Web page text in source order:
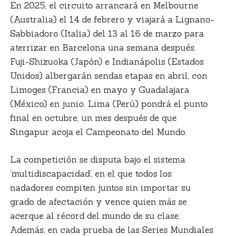
En 2025, el circuito arrancará en Melbourne
(Australia) el 14 de febrero y viajará a Lignano-
Sabbiadoro (Italia) del 13 al 16 de marzo para
aterrizar en Barcelona una semana después.
Fuji-Shizuoka (Japón) e Indianápolis (Estados
Unidos) albergarán sendas etapas en abril, con
Limoges (Francia) en mayo y Guadalajara
(México) en junio. Lima (Perú) pondrá el punto
final en octubre, un mes después de que
Singapur acoja el Campeonato del Mundo.
La competición se disputa bajo el sistema
‘multidiscapacidad’, en el que todos los
nadadores compiten juntos sin importar su
grado de afectación y vence quien más se
acerque al récord del mundo de su clase.
Además, en cada prueba de las Series Mundiales